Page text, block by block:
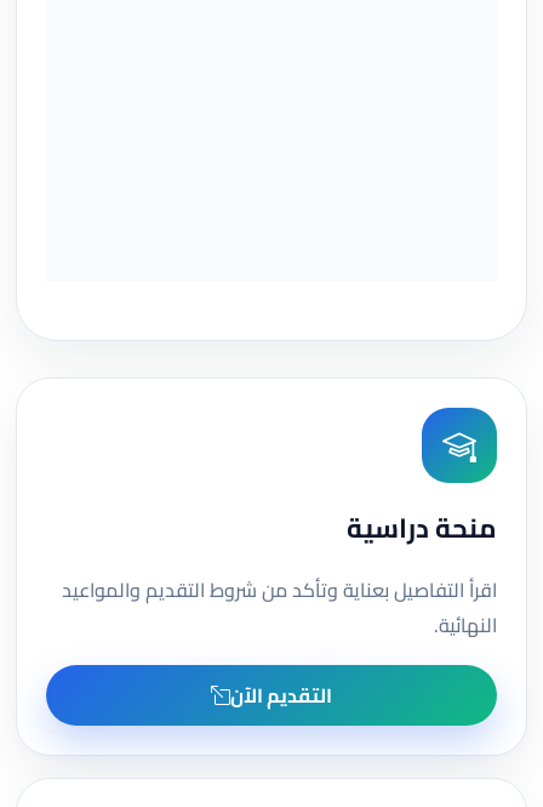
منحة دراسية
اقرأ التفاصيل بعناية وتأكد من شروط التقديم والمواعيد
النهائية.
التقديم الآن